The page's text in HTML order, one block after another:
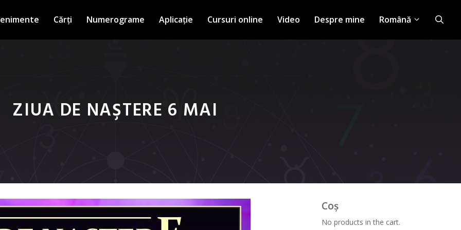
Cărți Numerograme Aplicație Cursuri online Video Despre mine Română
ZIUA DE NAŞTERE 6 MAI
Coș
No products in the cart.